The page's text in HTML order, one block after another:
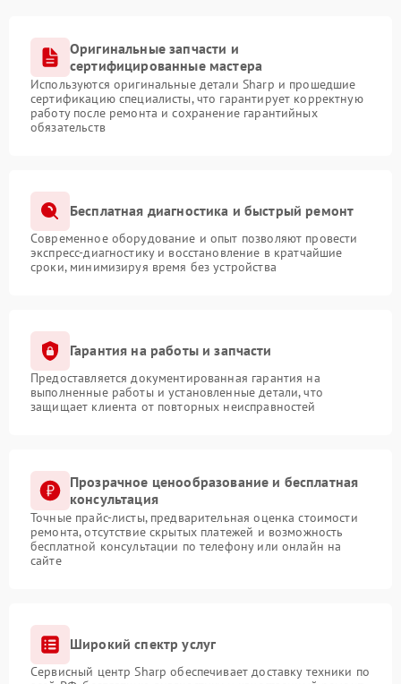
Оригинальные запчасти и
сертифицированные мастера
Используются оригинальные детали Sharp и прошедшие
сертификацию специалисты, что гарантирует корректную
работу после ремонта и сохранение гарантийных
обязательств
Бесплатная диагностика и быстрый ремонт
Современное оборудование и опыт позволяют провести
экспресс-диагностику и восстановление в кратчайшие
сроки, минимизируя время без устройства
Гарантия на работы и запчасти
Предоставляется документированная гарантия на
выполненные работы и установленные детали, что
защищает клиента от повторных неисправностей
Прозрачное ценообразование и бесплатная
консультация
Точные прайс-листы, предварительная оценка стоимости
ремонта, отсутствие скрытых платежей и возможность
бесплатной консультации по телефону или онлайн на
сайте
Широкий спектр услуг
Сервисный центр Sharp обеспечивает доставку техники по